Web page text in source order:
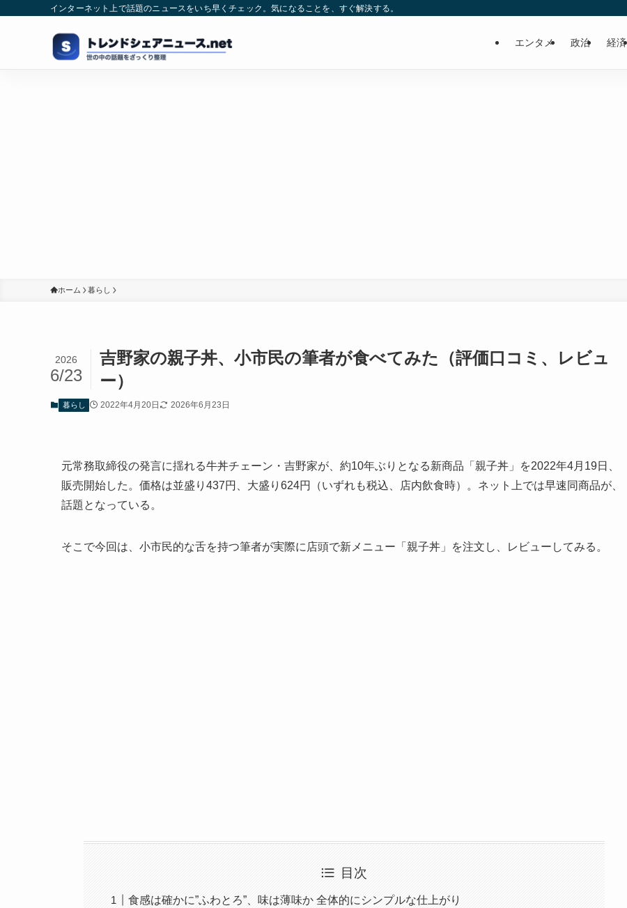
インターネット上で話題のニュースをいち早くチェック。気になることを、すぐ解決する。
エンタメ 政治 経済
ホーム 暮らし
吉野家の親子丼、小市民の筆者が食べてみた（評価口コミ、レビュ
ー）
2026
6/23
暮らし 2022年4月20日 2026年6月23日
元常務取締役の発言に揺れる牛丼チェーン・吉野家が、約10年ぶりとなる新商品「親子丼」を2022年4月19日、
販売開始した。価格は並盛り437円、大盛り624円（いずれも税込、店内飲食時）。ネット上では早速同商品が、
話題となっている。
そこで今回は、小市民的な舌を持つ筆者が実際に店頭で新メニュー「親子丼」を注文し、レビューしてみる。
目次
食感は確かに”ふわとろ”、味は薄味か 全体的にシンプルな仕上がり